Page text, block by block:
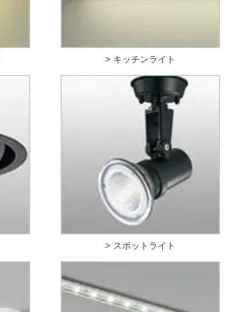
> キッチンライト
> スポットライト